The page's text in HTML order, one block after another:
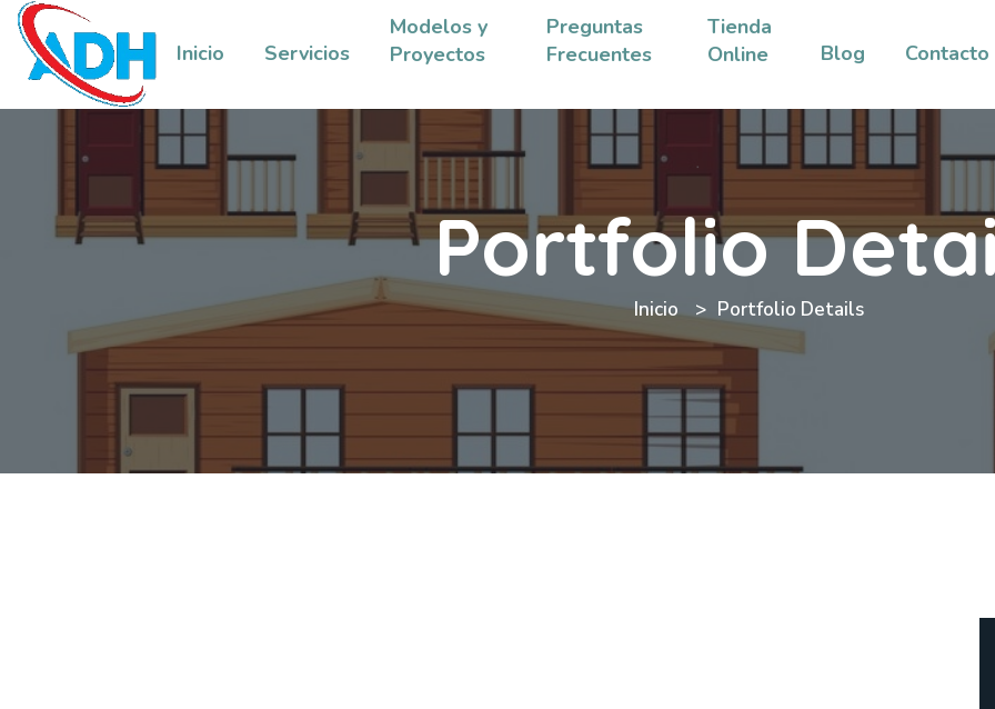
Inicio Servicios
Modelos y
Proyectos
Preguntas
Frecuentes
Tienda
Online
Blog Contacto
Portfolio
Inicio Portfolio Details